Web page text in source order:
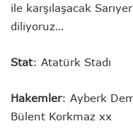
ile karşılaşacak
diliyoruz…
Stat: Atatürk Stadı
Hakemler: Ayberk
Bülent Korkmaz xx